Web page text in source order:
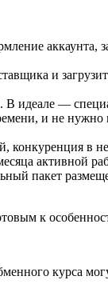
аккаунта,
и
В идеале —
и не нужно
конкуренция в
активной
пакет
к
курса